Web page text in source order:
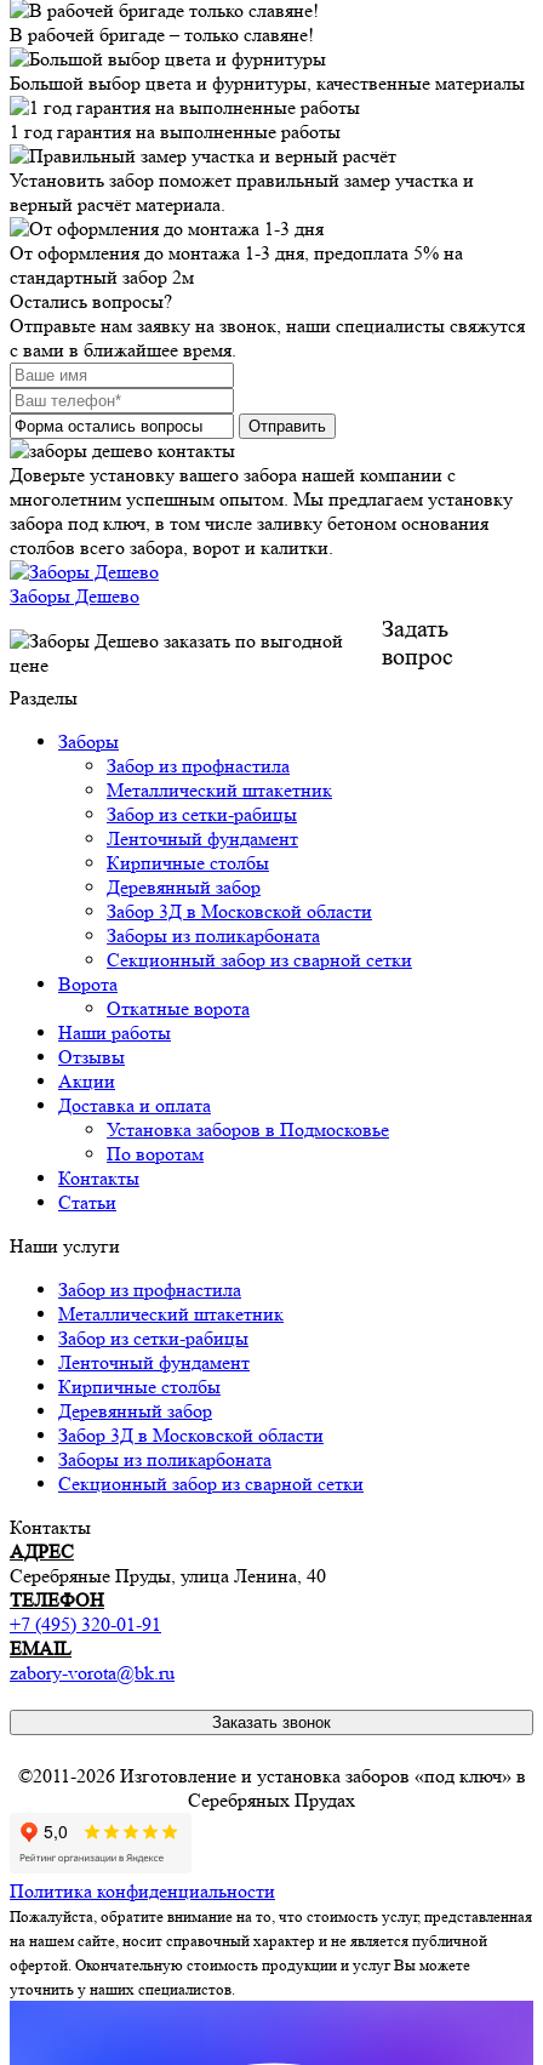
В рабочей бригаде – только славяне!
Большой выбор цвета и фурнитуры, качественные материалы
1 год гарантия на выполненные работы
Установить забор поможет правильный замер участка и
верный расчёт материала.
От оформления до монтажа 1-3 дня, предоплата 5% на
стандартный забор 2м
Остались вопросы?
Отправьте нам заявку на звонок, наши специалисты свяжутся
с вами в ближайшее время.
Доверьте установку вашего забора нашей компании с
многолетним успешным опытом. Мы предлагаем установку
забора под ключ, в том числе заливку бетоном основания
столбов всего забора, ворот и калитки.
Заборы Дешево
Задать
вопрос
Разделы
Заборы
Забор из профнастила
Металлический штакетник
Забор из сетки-рабицы
Ленточный фундамент
Кирпичные столбы
Деревянный забор
Забор 3Д в Московской области
Заборы из поликарбоната
Секционный забор из сварной сетки
Ворота
Откатные ворота
Наши работы
Отзывы
Акции
Доставка и оплата
Установка заборов в Подмосковье
По воротам
Контакты
Статьи
Наши услуги
Забор из профнастила
Металлический штакетник
Забор из сетки-рабицы
Ленточный фундамент
Кирпичные столбы
Деревянный забор
Забор 3Д в Московской области
Заборы из поликарбоната
Секционный забор из сварной сетки
Контакты
АДРЕС
Серебряные Пруды, улица Ленина, 40
ТЕЛЕФОН
+7 (495) 320-01-91
EMAIL
zabory-vorota@bk.ru
Заказать звонок
©2011-2026 Изготовление и установка заборов «под ключ» в
Серебряных Прудах
Политика конфиденциальности
Пожалуйста, обратите внимание на то, что стоимость услуг, представленная
на нашем сайте, носит справочный характер и не является публичной
офертой. Окончательную стоимость продукции и услуг Вы можете
уточнить у наших специалистов.